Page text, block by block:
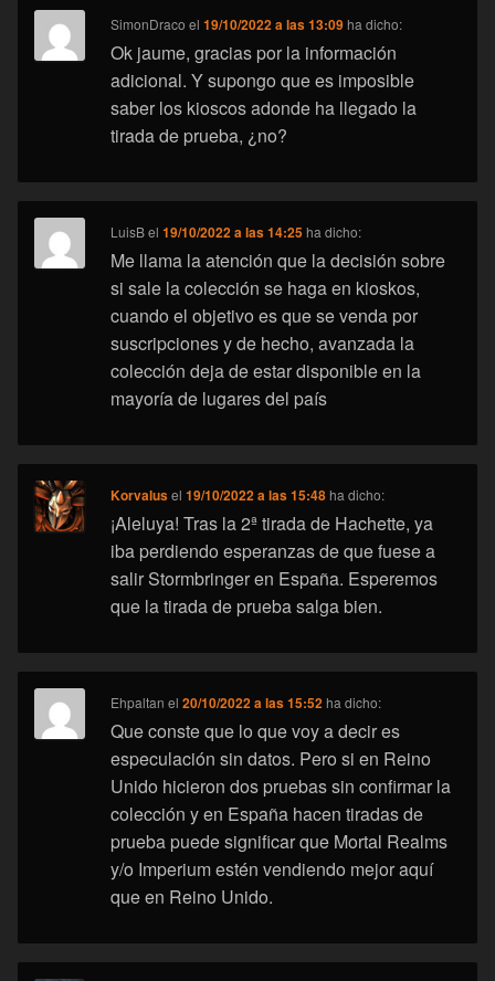
SimonDraco el19/10/2022 a las 13:09 ha dicho:
Ok jaume, gracias por la información
adicional. Y supongo que es imposible
saber los kioscos adonde ha llegado la
tirada de prueba, ¿no?
LuisBel19/10/2022 a las 14:25 ha dicho:
Me llama la atención que la decisión sobre
si sale la colección se haga en kioskos,
cuando el objetivo es que se venda por
suscripciones y de hecho, avanzada la
colección deja de estar disponible en la
mayoría de lugares del país
Korvalusel19/10/2022 a las 15:48 ha dicho:
¡Aleluya! Tras la 2ª tirada de Hachette, ya
iba perdiendo esperanzas de que fuese a
salir Stormbringer en España. Esperemos
que la tirada de prueba salga bien.
Ehpaltan el20/10/2022 a las 15:52 ha dicho:
Que conste que lo que voy a decir es
especulación sin datos. Pero si en Reino
Unido hicieron dos pruebas sin confirmar la
colección y en España hacen tiradas de
prueba puede significar que Mortal Realms
y/o Imperium estén vendiendo mejor aquí
que en Reino Unido.